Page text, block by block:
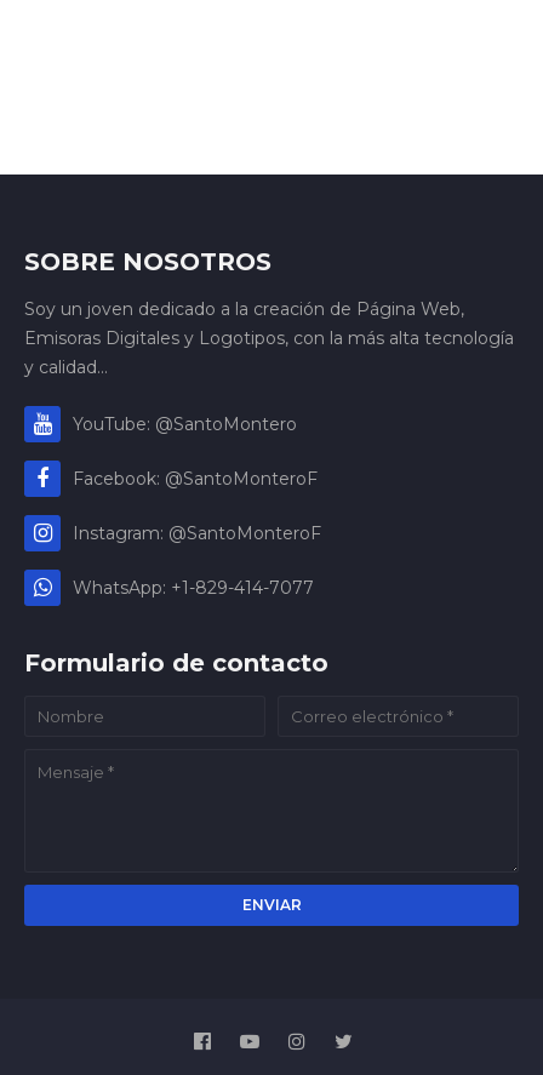
SOBRE NOSOTROS
Soy un joven dedicado a la creación de Página Web,
Emisoras Digitales y Logotipos, con la más alta tecnología
y calidad...
YouTube: @SantoMontero
Facebook: @SantoMonteroF
Instagram: @SantoMonteroF
WhatsApp: +1-829-414-7077
Formulario de contacto